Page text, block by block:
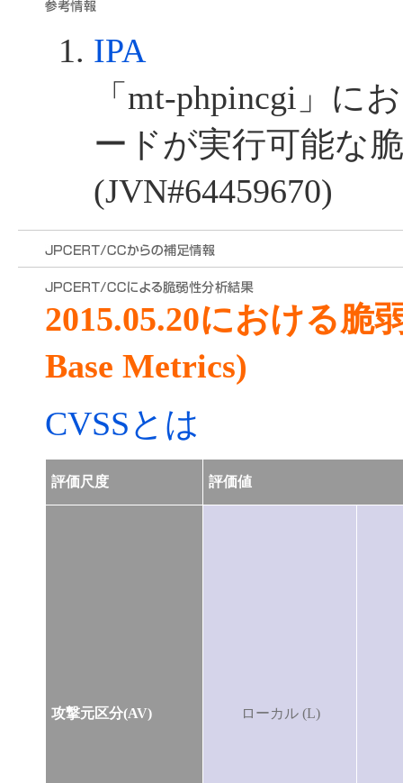
IPA
「mt-phpincgi」に
ードが実行可能な
(JVN#64459670)
2015.05.20における脆
Base Metrics)
CVSSとは
評価尺度 評価値
攻撃元区分(AV) ローカル (L)